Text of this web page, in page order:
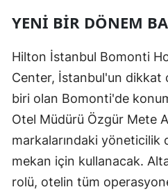
YENI BIR DÖNEM
Hilton İstanbul Bomonti
Center, İstanbul'un dikkat
biri olan Bomonti'de
Otel Müdürü Özgür Mete
markalarındaki yöneticilik
mekan için kullanacak.
rolü, otelin tüm